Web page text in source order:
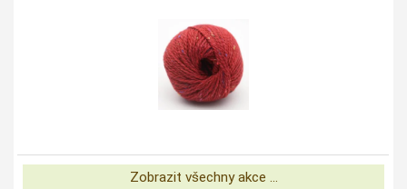
Zobrazit všechny akce ...